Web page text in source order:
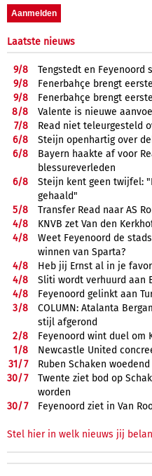
Laatste nieuws
9/8
Tengstedt en Feyenoord
9/8
Fenerbahçe brengt
9/8
Fenerbahçe brengt
8/8
Valente is nieuwe
7/8
Read niet teleurgesteld
6/8
Steijn openhartig over
6/8
Bayern haakte af voor
blessureverleden
6/8
Steijn kent geen twijfel:
gehaald"
5/8
Transfer Read naar AS
4/8
KNVB zet Van den
4/8
Weet Feyenoord de
winnen van Sparta?
4/8
Heb jij Ernst al in je
4/8
Sliti wordt verhuurd aan
4/8
Feyenoord gelinkt aan
3/8
COLUMN: Atalanta
stijl afgerond
2/8
Feyenoord wint duel om
1/8
Newcastle United
31/7
Ruben Schaken
30/7
Twente ziet bod op
worden
30/7 Feyenoord ziet in Van
Stel hier in welk nieuws jij